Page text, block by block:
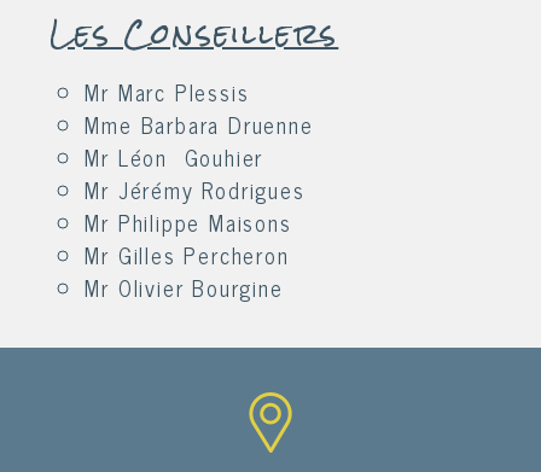
Les Conseillers
Mr Marc Plessis
Mme Barbara Druenne
Mr Léon Gouhier
Mr Jérémy Rodrigues
Mr Philippe Maisons
Mr Gilles Percheron
Mr Olivier Bourgine